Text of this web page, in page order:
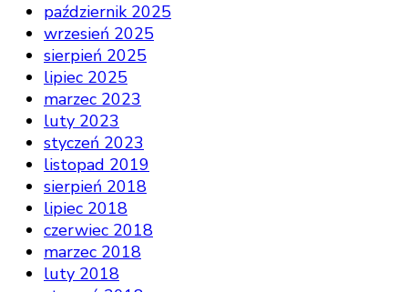
październik 2025
wrzesień 2025
sierpień 2025
lipiec 2025
marzec 2023
luty 2023
styczeń 2023
listopad 2019
sierpień 2018
lipiec 2018
czerwiec 2018
marzec 2018
luty 2018